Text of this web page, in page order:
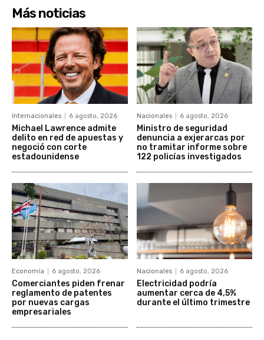
Más noticias
Internacionales 6 agosto, 2026
Michael Lawrence admite
delito en red de apuestas y
negoció con corte
estadounidense
Nacionales 6 agosto, 2026
Ministro de seguridad
denuncia a exjerarcas por
no tramitar informe sobre
122 policías investigados
Economía 6 agosto, 2026
Comerciantes piden frenar
reglamento de patentes
por nuevas cargas
empresariales
Nacionales 6 agosto, 2026
Electricidad podría
aumentar cerca de 4,5%
durante el último trimestre